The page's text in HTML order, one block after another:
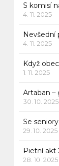
S komisí
4. 11. 2025
Nevšední
4. 11. 2025
Když
1. 11. 2025
Artaban –
30. 10. 2025
Se
29. 10. 2025
Pietní akt
28. 10. 2025